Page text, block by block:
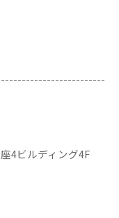
4ビルディング4F